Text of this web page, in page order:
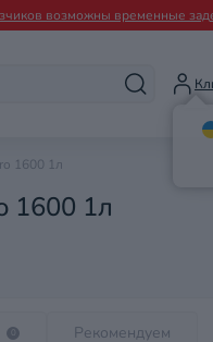
возможны временные
1600 1л
1600 1л
Рекомендуем